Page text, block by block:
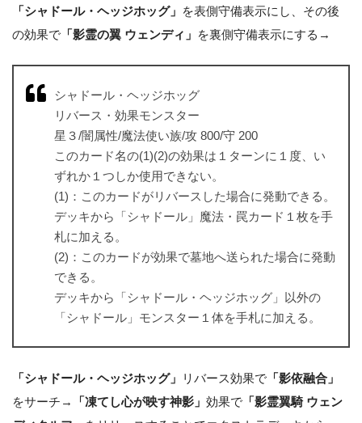
「シャドール・ヘッジホッグ」 を表側守備表示にし、その後
の効果で 「影霊の翼 ウェンディ」 を裏側守備表示にする→
シャドール・ヘッジホッグ
リバース・効果モンスター
星３/闇属性/魔法使い族/攻 800/守 200
このカード名の(1)(2)の効果は１ターンに１度、い
ずれか１つしか使用できない。
(1)：このカードがリバースした場合に発動できる。
デッキから「シャドール」魔法・罠カード１枚を手
札に加える。
(2)：このカードが効果で墓地へ送られた場合に発動
できる。
デッキから「シャドール・ヘッジホッグ」以外の
「シャドール」モンスター１体を手札に加える。
「シャドール・ヘッジホッグ」 リバース効果で 「影依融合」
をサーチ→
「凍てし心が映す神影」 効果で 「影霊翼騎 ウェン